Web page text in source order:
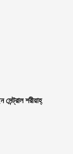
শরীয়াহ্